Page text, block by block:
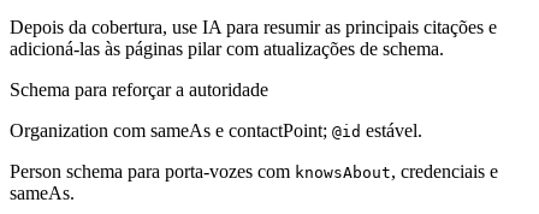
Depois da cobertura, use IA para resumir as principais citações e
adicioná-las às páginas pilar com atualizações de schema.
Schema para reforçar a autoridade
Organization com sameAs e contactPoint; @id estável.
Person schema para porta-vozes com knowsAbout, credenciais e
sameAs.